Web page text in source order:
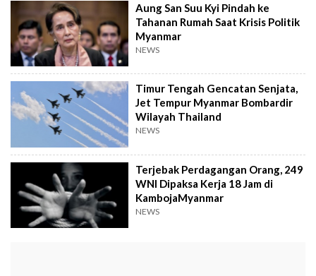
Aung San Suu Kyi Pindah ke
Tahanan Rumah Saat Krisis Politik
Myanmar
NEWS
Timur Tengah Gencatan Senjata,
Jet Tempur Myanmar Bombardir
Wilayah Thailand
NEWS
Terjebak Perdagangan Orang, 249
WNI Dipaksa Kerja 18 Jam di
KambojaMyanmar
NEWS